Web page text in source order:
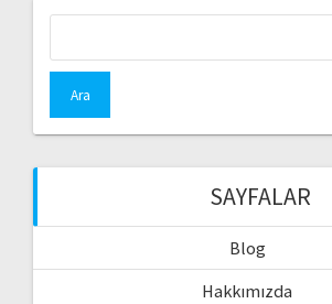
SAYFALAR
Blog
Hakkımızda